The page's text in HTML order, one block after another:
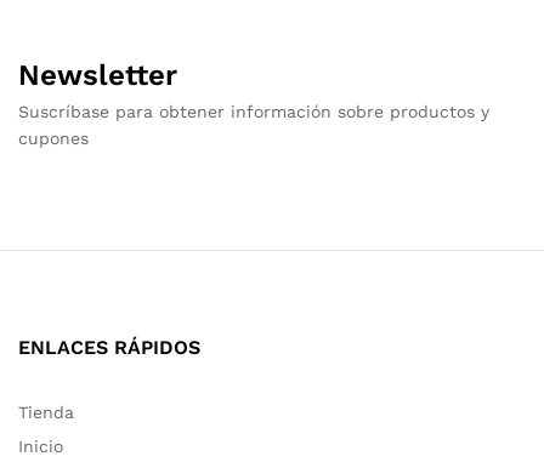
Newsletter
Suscríbase para obtener información sobre productos y
cupones
ENLACES RÁPIDOS
Tienda
Inicio